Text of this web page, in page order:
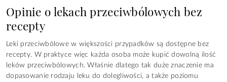
Opinie o lekach przeciwbólowych bez
recepty
Leki przeciwbólowe w większości przypadków są dostępne bez
recepty. W praktyce więc każda osoba może kupić dowolną ilość
leków przeciwbólowych. Właśnie dlatego tak duże znaczenie ma
dopasowanie rodzaju leku do dolegliwości, a także poziomu